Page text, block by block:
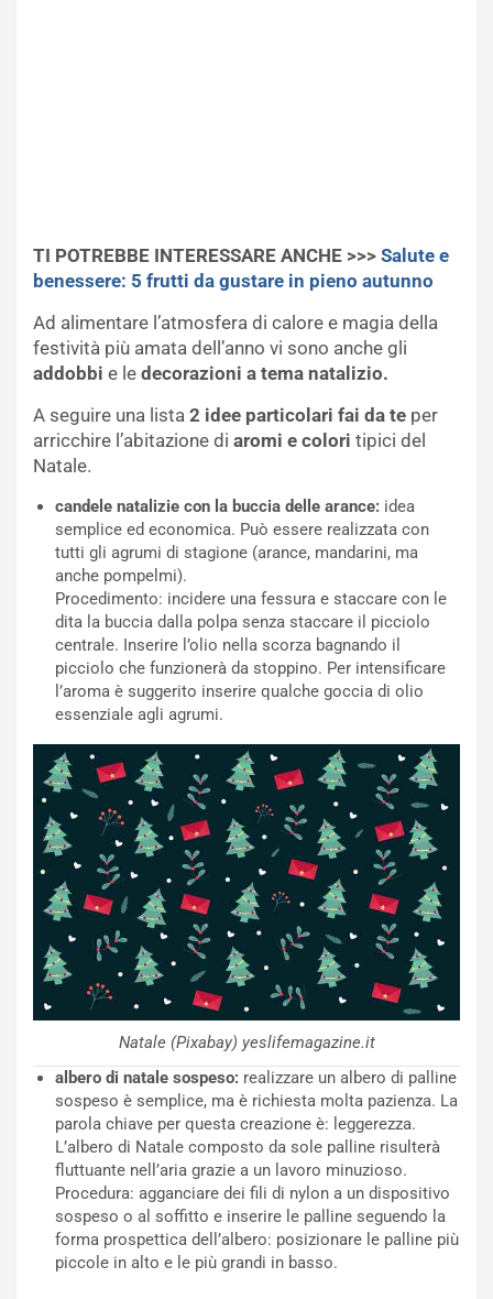
TI POTREBBE INTERESSARE ANCHE >>> Salute e
benessere: 5 frutti da gustare in pieno autunno
Ad alimentare l’atmosfera di calore e magia della
festività più amata dell’anno vi sono anche gli
addobbi e le decorazioni a tema natalizio.
A seguire una lista 2 idee particolari fai da te per
arricchire l’abitazione di aromi e colori tipici del
Natale.
candele natalizie con la buccia delle arance: idea
semplice ed economica. Può essere realizzata con
tutti gli agrumi di stagione (arance, mandarini, ma
anche pompelmi).
Procedimento: incidere una fessura e staccare con le
dita la buccia dalla polpa senza staccare il picciolo
centrale. Inserire l’olio nella scorza bagnando il
picciolo che funzionerà da stoppino. Per intensificare
l’aroma è suggerito inserire qualche goccia di olio
essenziale agli agrumi.
Natale (Pixabay) yeslifemagazine.it
albero di natale sospeso: realizzare un albero di palline
sospeso è semplice, ma è richiesta molta pazienza. La
parola chiave per questa creazione è: leggerezza.
L’albero di Natale composto da sole palline risulterà
fluttuante nell’aria grazie a un lavoro minuzioso.
Procedura: agganciare dei fili di nylon a un dispositivo
sospeso o al soffitto e inserire le palline seguendo la
forma prospettica dell’albero: posizionare le palline più
piccole in alto e le più grandi in basso.